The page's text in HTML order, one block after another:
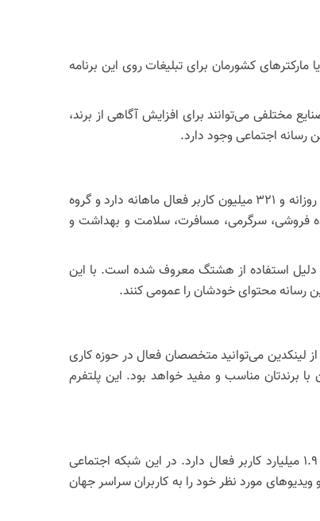
کشورمان برای تبلیغات روی این برنامه
ماه دارد و گروه سنی اصلی که از این شبکه اجتماعی استفاده می‌کنند 18 تا 35 ساله هستند. صنایع مختلفی می‌توانند برای افزایش آگاهی از برند،
رسانه اجتماعی وجود دارد.
توییتر هم یکی از بهترین شبکه‌های اجتماعی است که در بین کاربران ایرانی هم متداول و پرطرفدار است. این رسانه 126 میلیون کاربر فعال روزانه و 321 میلیون کاربر فعال ماهانه دارد و گروه
الکترونیک، خرده فروشی، سرگرمی، مسافرت، سلامت و بهداشت و
قالب 280 کاراکتر بیان کنید. این رسانه اجتماعی به دلیل استفاده از هشتگ معروف شده است. با این
رسانه محتوای خودشان را عمومی کنند.
از این رسانه اجتماعی استفاده می‌کنند، 25 تا 45 ساله هستند. با استفاده از لینکدین می‌توانید متخصصان فعال در حوزه کاری
برندتان مناسب و مفید خواهد بود. این پلتفرم
رسانه اجتماعی یوتیوب بیش از 2 میلیارد کاربر در ماه دارد که وارد حساب کاربری خود در این شبکه اجتماعی می‌شوند و گفته می‌‎شود که 1.9 میلیارد کاربر فعال دارد. در این شبکه اجتماعی
مورد نظر خود را به کاربران سراسر جهان